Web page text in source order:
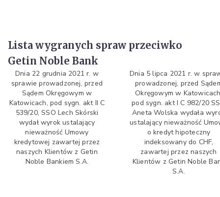
Lista wygranych spraw przeciwko
Getin Noble Bank
Dnia 22 grudnia 2021 r. w
sprawie prowadzonej, przed
Sądem Okręgowym w
Katowicach, pod sygn. akt II C
539/20, SSO Lech Skórski
wydał wyrok ustalający
nieważność Umowy
kredytowej zawartej przez
naszych Klientów z Getin
Noble Bankiem S.A.
Dnia 5 lipca 2021 r. w
prowadzonej, przed
Okręgowym w
pod sygn. akt I C 982/20
Aneta Wolska wydała
ustalający nieważność
o kredyt hipoteczny
indeksowany do CHF,
zawartej przez naszych
Klientów z Getin Noble
S.A.